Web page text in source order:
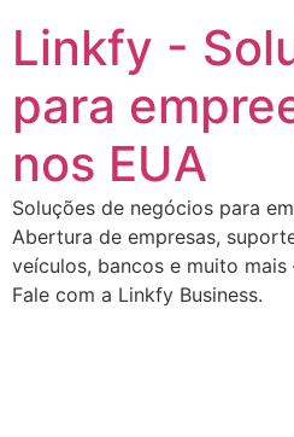
conteúdo
Linkfy -
para
nos EUA
Soluções de negócios para
Abertura de empresas,
veículos, bancos e muito
Fale com a Linkfy Business.